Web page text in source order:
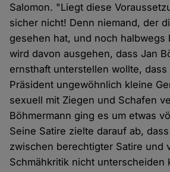
Salomon. "Liegt diese
sicher nicht! Denn niemand, der
gesehen hat, und noch halbwegs
wird davon ausgehen, dass Jan
ernsthaft unterstellen wollte,
Präsident ungewöhnlich kleine
sexuell mit Ziegen und Schafen
Böhmermann ging es um etwas
Seine Satire zielte darauf ab,
zwischen berechtigter Satire und
Schmähkritik nicht unterscheiden